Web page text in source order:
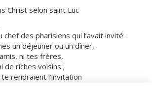
Christ selon saint Luc
des pharisiens qui l’avait invité :
un déjeuner ou un dîner,
ni tes frères,
de riches voisins ;
rendraient l’invitation